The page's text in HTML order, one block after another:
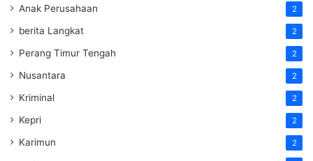
Anak Perusahaan 2
berita Langkat 2
Perang Timur Tengah 2
Nusantara 2
Kriminal 2
Kepri 2
Karimun 2